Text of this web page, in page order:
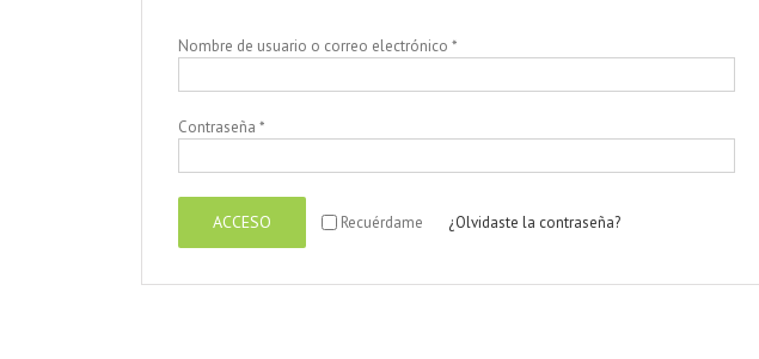
Nombre de usuario o correo electrónico *Obligatorio
Contraseña *Obligatorio
Recuérdame
ACCESO ¿Olvidaste la contraseña?